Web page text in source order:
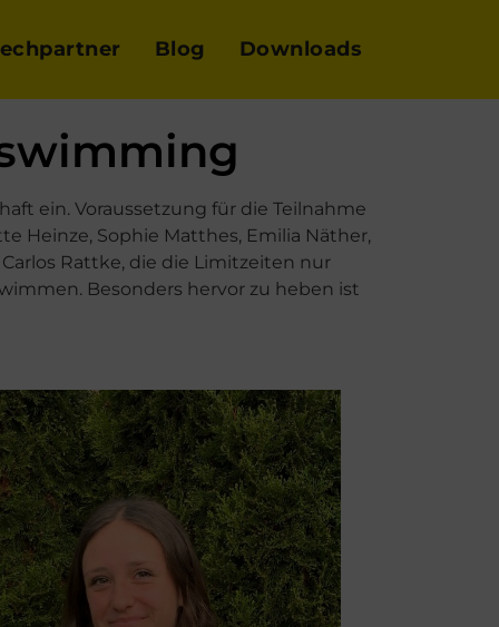
Blog Downloads
ein. Voraussetzung für die Teilnahme
Heinze, Sophie Matthes, Emilia Näther,
Rattke, die die Limitzeiten nur
Besonders hervor zu heben ist